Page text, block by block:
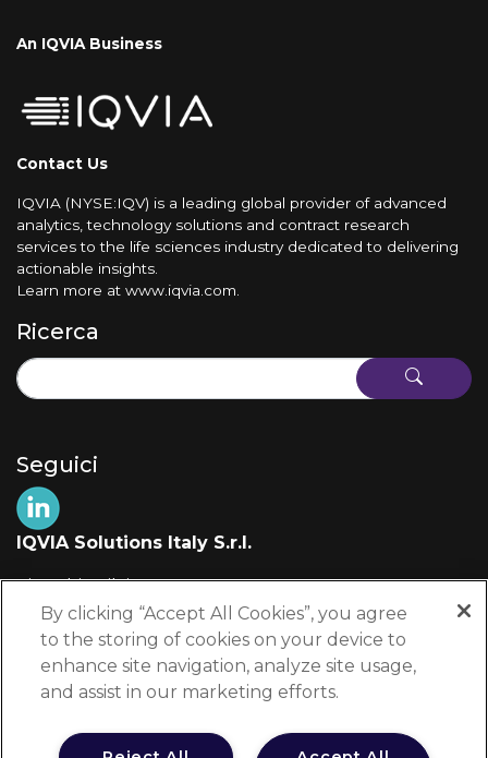
An IQVIA Business
Contact Us
IQVIA (NYSE:IQV) is a leading global provider of advanced
analytics, technology solutions and contract research
services to the life sciences industry dedicated to delivering
actionable insights.
Learn more at www.iqvia.com
Ricerca
Seguici
IQVIA Solutions Italy S.r.l.
Via Fabio Filzi, 29
20124 Milano (MI)
Italia
+39 02 697 861
By clicking “Accept All Cookies”, you agree
to the storing of cookies on your device to
enhance site navigation, analyze site usage,
and assist in our marketing efforts.